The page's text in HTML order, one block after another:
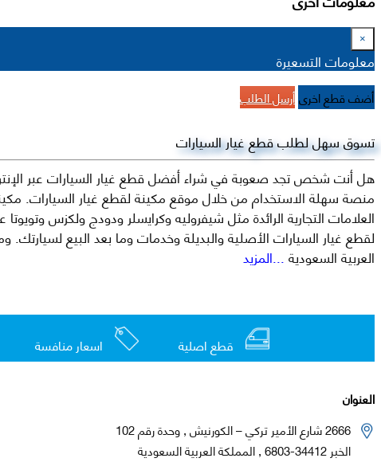
×
معلومات التسعيرة
أضف قطع اخرىأرسل الطلب
تسوق سهل لطلب قطع غيار السيارات
هل أنت شخص تجد صعوبة في شراء أفضل قطع غيار السيارات عبر
منصة سهلة الاستخدام من خلال موقع مكينة لقطع غيار السيارات.
العربية السعودية...المزيد
قطع اصلية اسعار منافسة
العنوان
2666 شارع الأمير تركي – الكورنيش , وحدة رقم 102
الخبر 34412-6803 , المملكة العربية السعودية